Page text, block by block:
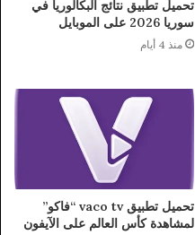
تحميل تطبيق نتائج البكالوريا في
سوريا 2026 على الموبايل
منذ 4 أيام
تحميل تطبيق vaco tv “فاكو”
لمشاهدة كأس العالم على الآيفون